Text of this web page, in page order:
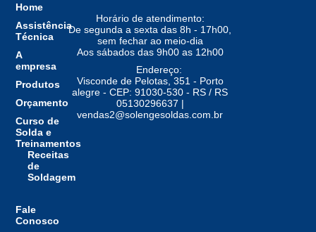
Home
Assistência
Técnica
A
empresa
Produtos
Orçamento
Curso de
Solda e
Treinamentos
Receitas
de
Soldagem
Fale
Conosco
Horário de atendimento:
De segunda a sexta das 8h - 17h00,
sem fechar ao meio-dia
Aos sábados das 9h00 as 12h00
Endereço:
Visconde de Pelotas, 351 - Porto
alegre - CEP: 91030-530 - RS / RS
05130296637 |
vendas2@solengesoldas.com.br